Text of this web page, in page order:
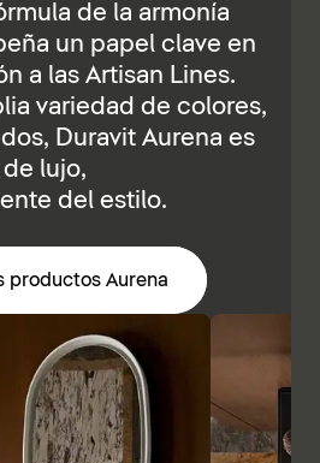
de la armonía
un papel clave en
a las Artisan Lines.
variedad de colores,
Duravit Aurena es
lujo,
del estilo.
productos Aurena